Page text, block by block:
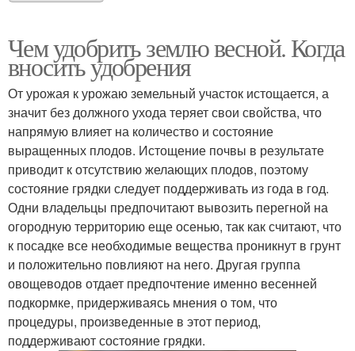
Чем удобрить землю весной. Когда
вносить удобрения
От урожая к урожаю земельный участок истощается, а
значит без должного ухода теряет свои свойства, что
напрямую влияет на количество и состояние
выращенных плодов. Истощение почвы в результате
приводит к отсутствию желающих плодов, поэтому
состояние грядки следует поддерживать из года в год.
Одни владельцы предпочитают вывозить перегной на
огородную территорию еще осенью, так как считают, что
к посадке все необходимые вещества проникнут в грунт
и положительно повлияют на него. Другая группа
овощеводов отдает предпочтение именно весенней
подкормке, придерживаясь мнения о том, что
процедуры, произведенные в этот период,
поддерживают состояние грядки.